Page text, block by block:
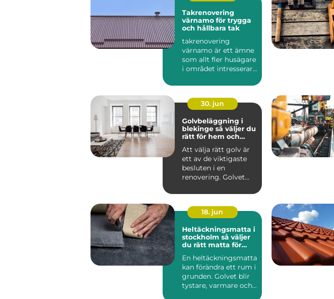
Takrenovering
värnamo för trygga
och hållbara tak
takrenovering
värnamo är ett ämne
som allt fler husägare
i området intresserar
30. jun
Golvbeläggning i
blekinge så väljer du
rätt för hem och
Att välja rätt golv är
ett av de viktigaste
besluten i en
renovering. Golvet
kän...
18. jun
Heltäckningsmatta i
stockholm så väljer
du rätt matta för
En heltäckningsmatta
kan förändra ett rum i
grunden. Golvet blir
tystare, varmare och